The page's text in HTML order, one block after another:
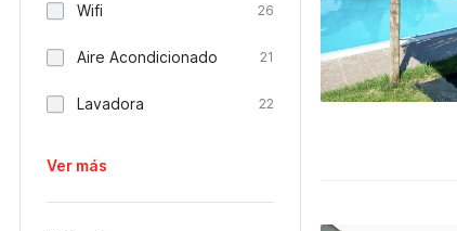
Wifi 26
Aire Acondicionado 21
Lavadora 22
Ver más